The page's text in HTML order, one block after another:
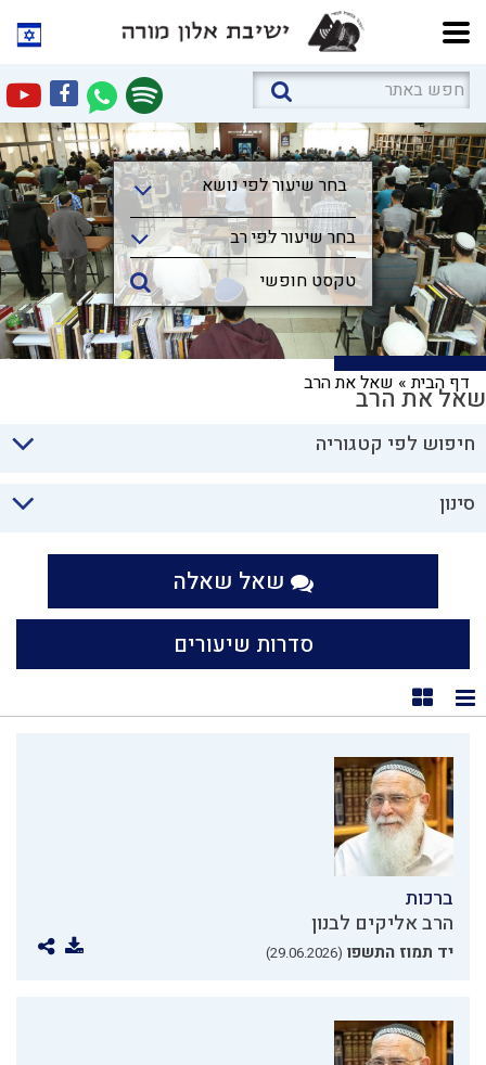
בחר שיעור לפי נושא
בחר שיעור לפי נושא
בחר שיעור לפי רב
דף הבית» שאל את הרבשאל את הרב
חיפוש לפי קטגוריה
סינון
שאל שאלה
סדרות שיעורים
תצוגת רשימה
תצוגת קוביות
ברכות
הרב אליקים לבנון
יד תמוז התשפו (29.06.2026)